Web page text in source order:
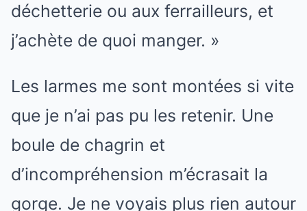
déchetterie ou aux ferrailleurs, et
j’achète de quoi manger. »
Les larmes me sont montées si vite
que je n’ai pas pu les retenir. Une
boule de chagrin et
d’incompréhension m’écrasait la
gorge. Je ne voyais plus rien autour